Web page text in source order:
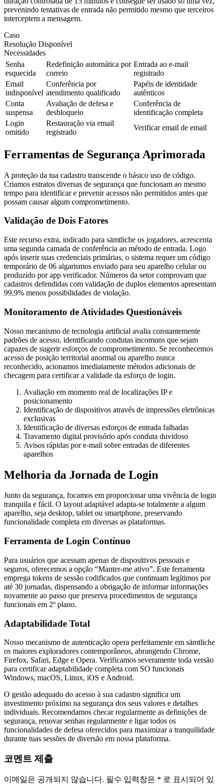
prevenindo tentativas de entrada não permitido mesmo que terceiros
interceptem a mensagem.
Caso
Resolução Disponível
Necessidades
Senha
esquecida
Redefinição automática por
correio
Entrada ao e-mail
registrado
Email
indisponível
Conferência por
atendimento qualificado
Papéis de identidade
autênticos
Conta
suspensa
Avaliação de defesa e
desbloqueio
Conferência de
identificação completa
Login
omitido
Restauração via email
registrado
Verificar email de email
Ferramentas de Segurança Aprimorada
A proteção da tua cadastro transcende o básico uso de código.
Criamos estratos diversas de segurança que funcionam ao mesmo
tempo para identificar e prevenir acessos não permitidos antes que
possam causar algum comprometimento.
Validação de Dois Fatores
Este recurso extra, indicado para sämtliche os jogadores, acrescenta
uma segunda camada de conferência ao método de entrada. Logo
após inserir suas credenciais primárias, o sistema requer um código
temporário de 06 algarismos enviado para seu aparelho celular ou
produzido por app verificador. Números da setor comprovam que
cadastros defendidas com validação de duplos elementos apresentam
99,9% menos possibilidades de violação.
Monitoramento de Atividades Questionáveis
Nosso mecanismo de tecnologia artificial avalia constantemente
padrões de acesso, identificando condutas incomuns que sejam
capazes de sugerir esforços de comprometimento. Se reconhecemos
acesso de posição territorial anormal ou aparelho nunca
reconhecido, acionamos imediatamente métodos adicionais de
checagem para certificar a validade da esforço de login.
Avaliação em momento real de localizações IP e
posicionamento
Identificação de dispositivos através de impressões eletrônicas
exclusivas
Identificação de diversas esforços de entrada falhadas
Travamento digital provisório após conduta duvidoso
Avisos rápidas por e-mail sobre entradas de diferentes
aparelhos
Melhoria da Jornada de Login
Junto da segurança, focamos em proporcionar uma vivência de login
tranquila e fácil. O layout adaptável adapta-se totalmente a algum
aparelho, seja desktop, tablet ou smartphone, preservando
funcionalidade completa em diversas as plataformas.
Ferramenta de Login Contínuo
Para usuários que acessam apenas de dispositivos pessoais e
seguros, oferecemos a opção “Manter-me ativo”. Este ferramenta
emprega tokens de sessão codificados que continuam legítimos por
até 30 jornadas, dispensando a obrigação de informar informações
novamente ao passo que preserva procedimentos de segurança
funcionais em 2º plano.
Adaptabilidade Total
Nosso mecanismo de autenticação opera perfeitamente em sämtliche
os maiores exploradores contemporâneos, abrangendo Chrome,
Firefox, Safari, Edge e Opera. Verificamos severamente toda versão
para certificar adaptabilidade completa com SO funcionais
Windows, macOS, Linux, iOS e Android.
O gestão adequado do acesso à sua cadastro significa um
investimento próximo na segurança dos seus valores e detalhes
individuais. Recomendamos checar regularmente as definições de
segurança, renovar senhas regularmente e ligar todos os
funcionalidades de defesa oferecidos para maximizar a tranquilidade
durante tuas sessões de diversão em nossa plataforma.
코멘트 제출
이메일은 공개되지 않습니다. 필수 입력창은 * 로 표시되어 있